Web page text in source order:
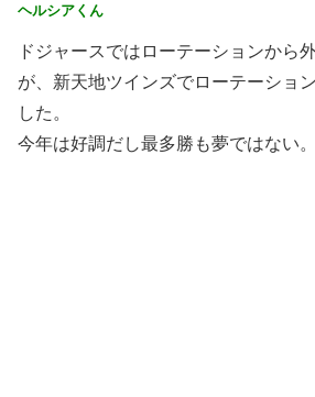
ヘルシアくん
ドジャースではローテーションから
が、新天地ツインズでローテーショ
した。
今年は好調だし最多勝も夢ではない。